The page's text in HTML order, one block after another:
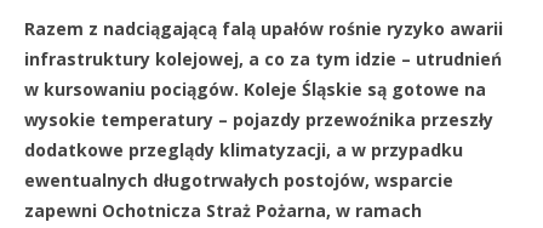
Razem z nadciągającą falą upałów rośnie ryzyko awarii
infrastruktury kolejowej, a co za tym idzie – utrudnień
w kursowaniu pociągów. Koleje Śląskie są gotowe na
wysokie temperatury – pojazdy przewoźnika przeszły
dodatkowe przeglądy klimatyzacji, a w przypadku
ewentualnych długotrwałych postojów, wsparcie
zapewni Ochotnicza Straż Pożarna, w ramach